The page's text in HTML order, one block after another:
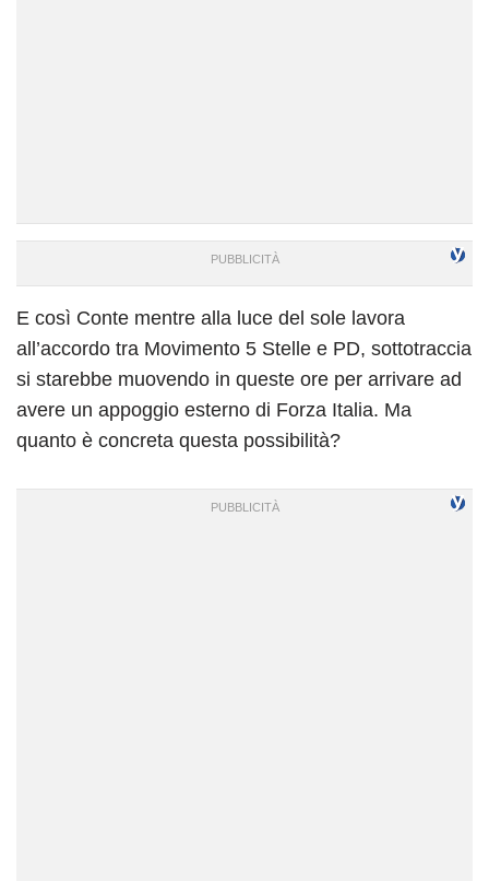
E così Conte mentre alla luce del sole lavora
all’accordo tra Movimento 5 Stelle e PD, sottotraccia
si starebbe muovendo in queste ore per arrivare ad
avere un appoggio esterno di Forza Italia. Ma
quanto è concreta questa possibilità?